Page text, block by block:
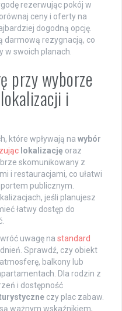
rezerwując pokój w
ceny i oferty na
dogodną opcję.
darmową rezygnacją, co
w swoich planach.
przy wyborze
i
które wpływają na wybór
lokalizację oraz
skomunikowany z
i restauracjami, co ułatwi
publicznym.
jeśli planujesz
łatwy dostęp do
uwagę na standard
Sprawdź, czy obiekt
balkony lub
Dla rodzin z
i dostępność
czy plac zabaw.
ważnym wskaźnikiem,